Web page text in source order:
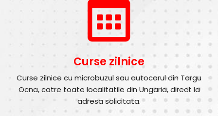
Curse zilnice
Curse zilnice cu microbuzul sau autocarul din Targu
Ocna, catre toate localitatile din Ungaria, direct la
adresa solicitata.